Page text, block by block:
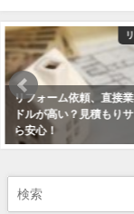
リフォームや塗装の
に見るために見積も
2018年11月24日